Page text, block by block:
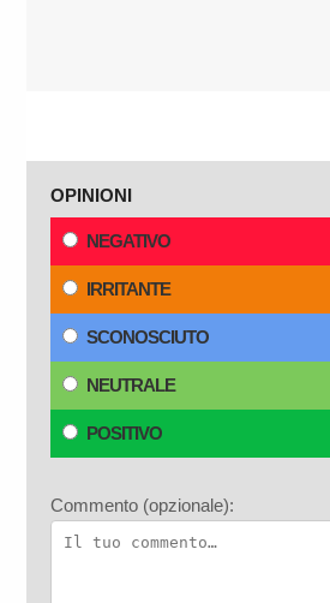
OPINIONI
NEGATIVO
IRRITANTE
SCONOSCIUTO
NEUTRALE
POSITIVO
Commento (opzionale):